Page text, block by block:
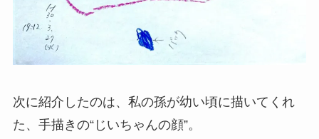
次に紹介したのは、私の孫が幼い頃に描いてくれ
た、手描きの“じいちゃんの顔”。